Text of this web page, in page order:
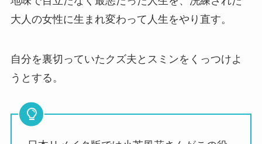
大人の女性に生まれ変わって人生をやり直す。
自分を裏切っていたクズ夫とスミンをくっつけよ
うとする。